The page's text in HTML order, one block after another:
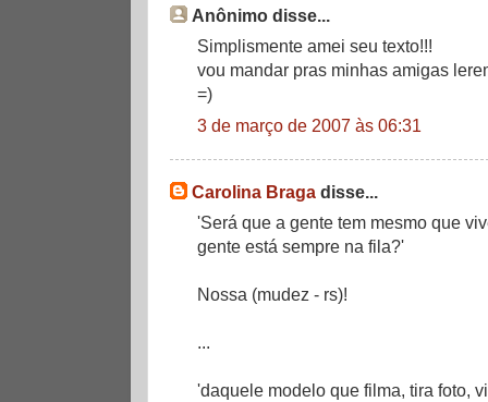
Anônimo disse...
Simplismente amei seu texto!!!
vou mandar pras minhas amigas
=)
3 de março de 2007 às 06:31
Carolina Braga disse...
'Será que a gente tem mesmo que
gente está sempre na fila?'
Nossa (mudez - rs)!
...
'daquele modelo que filma, tira foto,